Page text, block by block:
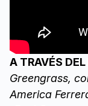
A TRAVÉS DEL
Greengrass,
America